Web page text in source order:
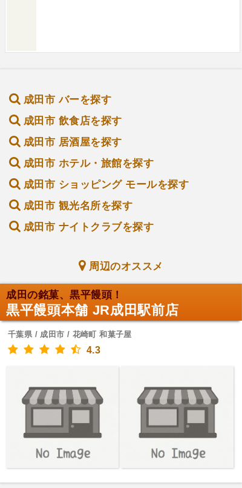
成田市 バーを探す
成田市 飲食店を探す
成田市 居酒屋を探す
成田市 ホテル・旅館を探す
成田市 ショッピング モールを探す
成田市 観光名所を探す
成田市 ナイトクラブを探す
周辺のオススメ
成田の銘菓、黒平饅頭！
黒平饅頭本舗 JR成田駅前店
千葉県 / 成田市 / 花崎町 和菓子屋
4.3